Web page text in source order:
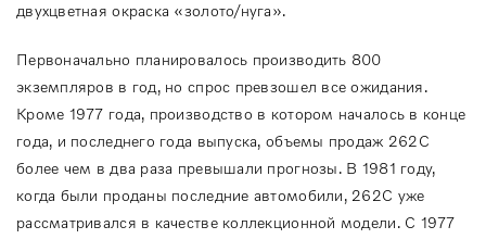
двухцветная окраска «золото/нуга».
Первоначально планировалось производить 800
экземпляров в год, но спрос превзошел все ожидания.
Кроме 1977 года, производство в котором началось в конце
года, и последнего года выпуска, объемы продаж 262C
более чем в два раза превышали прогнозы. В 1981 году,
когда были проданы последние автомобили, 262С уже
рассматривался в качестве коллекционной модели. С 1977